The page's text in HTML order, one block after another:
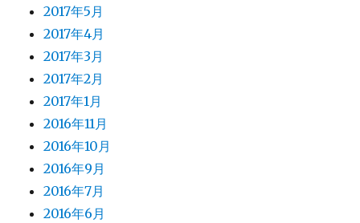
2017年5月
2017年4月
2017年3月
2017年2月
2017年1月
2016年11月
2016年10月
2016年9月
2016年7月
2016年6月